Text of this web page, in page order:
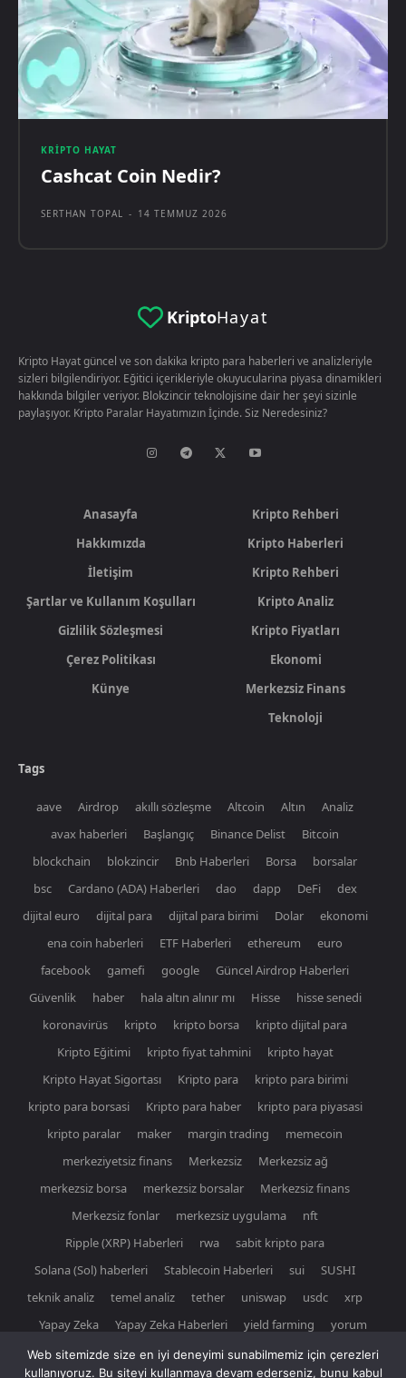
KRIPTO HAYAT
Cashcat Coin Nedir?
SERTHAN TOPAL - 14 TEMMUZ 2026
KriptoHayat
Kripto Hayat güncel ve son dakika kripto para haberleri ve analizleriyle
sizleri bilgilendiriyor. Eğitici içerikleriyle okuyucularina piyasa dinamikleri
hakkında bilgiler veriyor. Blokzincir teknolojisine dair her şeyi sizinle
paylaşıyor. Kripto Paralar Hayatımızın İçinde. Siz Neredesiniz?
Anasayfa
Hakkımızda
İletişim
Şartlar ve Kullanım Koşulları
Gizlilik Sözleşmesi
Çerez Politikası
Künye
Kripto Rehberi
Kripto Haberleri
Kripto Rehberi
Kripto Analiz
Kripto Fiyatları
Ekonomi
Merkezsiz Finans
Teknoloji
Tags
aave Airdrop akıllı sözleşme Altcoin Altın
Analiz
avax haberleri
Başlangıç Binance Delist
Bitcoin
blockchain
blokzincir Bnb Haberleri Borsa
borsalar
bsc
Cardano (ADA) Haberleri dao dapp DeFi
dex
dijital euro
dijital para dijital para birimi Dolar
ekonomi
ena coin haberleri
ETF Haberleri ethereum
euro
facebook
gamefi google
Güncel Airdrop Haberleri
Güvenlik
haber hala altın alınır mı Hisse
hisse senedi
koronavirüs
kripto kripto borsa
kripto dijital para
Kripto Eğitimi
kripto fiyat tahmini
kripto hayat
Kripto Hayat Sigortası
Kripto para
kripto para birimi
kripto para borsasi
Kripto para haber
kripto para piyasasi
kripto paralar
maker margin trading
memecoin
merkeziyetsiz finans
Merkezsiz
Merkezsiz ağ
merkezsiz borsa
merkezsiz borsalar
Merkezsiz finans
Merkezsiz fonlar
merkezsiz uygulama
nft
Ripple (XRP) Haberleri
rwa
sabit kripto para
Solana (Sol) haberleri
Stablecoin Haberleri sui
SUSHI
teknik analiz
temel analiz tether uniswap usdc
xrp
Yapay Zeka
Yapay Zeka Haberleri yield farming yorum
Web sitemizde size en iyi deneyimi sunabilmemiz için çerezleri
kullanıyoruz. Bu siteyi kullanmaya devam ederseniz, bunu kabul